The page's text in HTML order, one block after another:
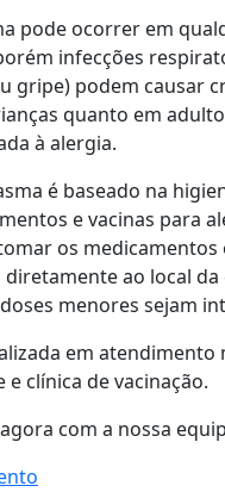
pode ocorrer em
infecções
gripe) podem causar
quanto em
à alergia.
é baseado na
e vacinas para
os medicamentos
ao local da
menores sejam
em atendimento
clínica de vacinação.
com a nossa